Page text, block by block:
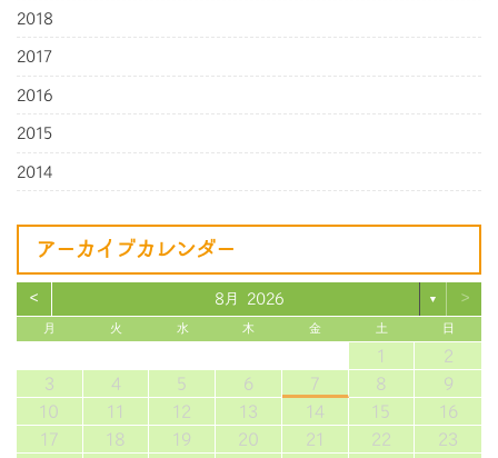
2018
2017
2016
2015
2014
アーカイブカレンダー
< 8月 2026 ▼ >
月 火 水 木 金 土 日
1
2
3
4 5 6 7 8
9
10
11 12 13 14 15
16
17
18 19 20 21 22
23